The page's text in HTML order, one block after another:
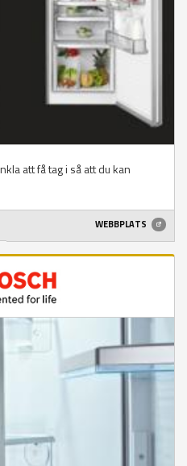
att få tag i så att du kan
WEBBPLATS